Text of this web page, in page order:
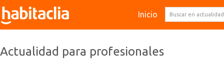
Inicio
Actualidad para profesionales